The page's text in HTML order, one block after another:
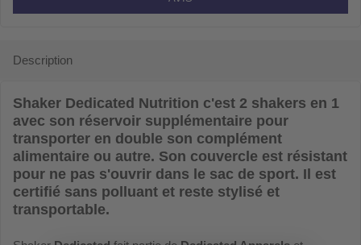
Description
Shaker Dedicated Nutrition c'est 2 shakers en 1
avec son réservoir supplémentaire pour
transporter en double son complément
alimentaire ou autre. Son couvercle est résistant
pour ne pas s'ouvrir dans le sac de sport. Il est
certifié sans polluant et reste stylisé et
transportable.